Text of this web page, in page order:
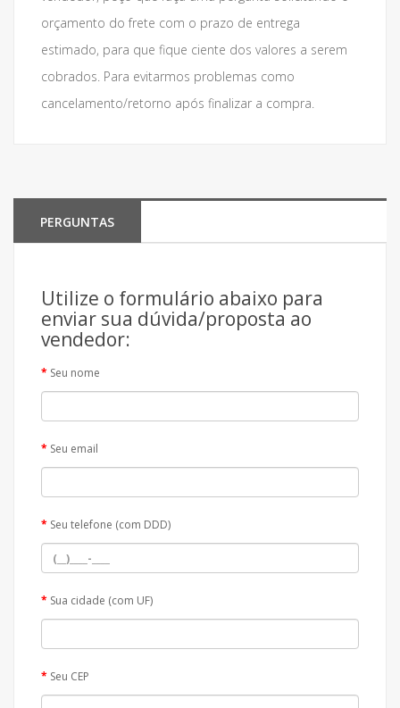
orçamento do frete com o prazo de entrega
estimado, para que fique ciente dos valores a serem
cobrados. Para evitarmos problemas como
cancelamento/retorno após finalizar a compra.
PERGUNTAS
Utilize o formulário abaixo para
enviar sua dúvida/proposta ao
vendedor:
Seu nome
Seu email
Seu telefone (com DDD)
Sua cidade (com UF)
Seu CEP